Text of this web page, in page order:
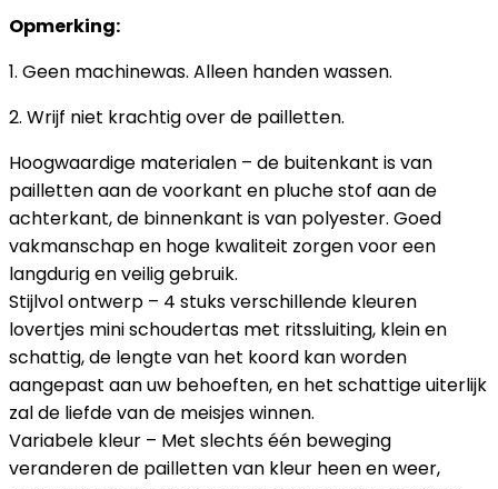
Opmerking:
1. Geen machinewas. Alleen handen wassen.
2. Wrijf niet krachtig over de pailletten.
Hoogwaardige materialen – de buitenkant is van
pailletten aan de voorkant en pluche stof aan de
achterkant, de binnenkant is van polyester. Goed
vakmanschap en hoge kwaliteit zorgen voor een
langdurig en veilig gebruik.
Stijlvol ontwerp – 4 stuks verschillende kleuren
lovertjes mini schoudertas met ritssluiting, klein en
schattig, de lengte van het koord kan worden
aangepast aan uw behoeften, en het schattige uiterlijk
zal de liefde van de meisjes winnen.
Variabele kleur – Met slechts één beweging
veranderen de pailletten van kleur heen en weer,